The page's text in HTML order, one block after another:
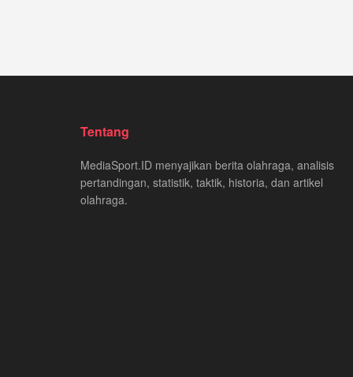
Tentang
MediaSport.ID menyajikan berita olahraga, analisis
pertandingan, statistik, taktik, historia, dan artikel
olahraga.